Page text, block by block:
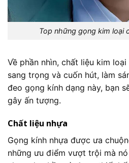
Top những gọng kim loại
Về phần nhìn, chất liệu kim
sang trọng và cuốn hút, làm
đeo gọng kính dạng này, bạn
gây ấn tượng.
Chất liệu nhựa
Gọng kính nhựa được ưa
những ưu điểm vượt trội mà